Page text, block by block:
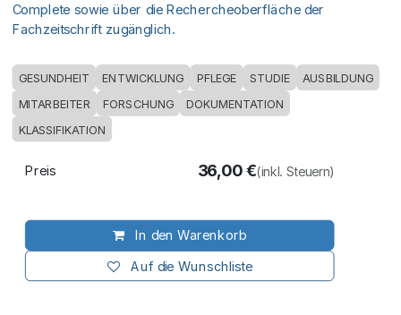
Complete sowie über die Rechercheoberfläche der
Fachzeitschrift zugänglich.
GESUNDHEIT ENTWICKLUNG PFLEGE STUDIE AUSBILDUNG
MITARBEITER FORSCHUNG
DOKUMENTATION
KLASSIFIKATION
In den Warenkorb
Auf die Wunschliste
Preis 36,00€(inkl. Steuern)